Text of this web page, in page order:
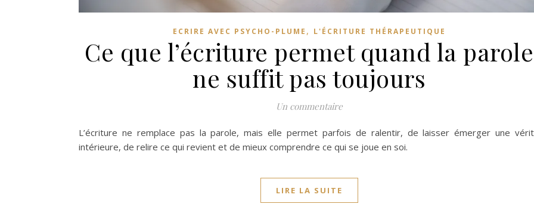
ECRIRE AVEC PSYCHO-PLUME , L'ÉCRITURE THÉRAPEUTIQUE
Ce que l’écriture permet quand la parole
ne suffit pas toujours
Un commentaire
L’écriture ne remplace pas la parole, mais elle permet parfois de ralentir, de laisser émerger une
intérieure, de relire ce qui revient et de mieux comprendre ce qui se joue en soi.
LIRE LA SUITE